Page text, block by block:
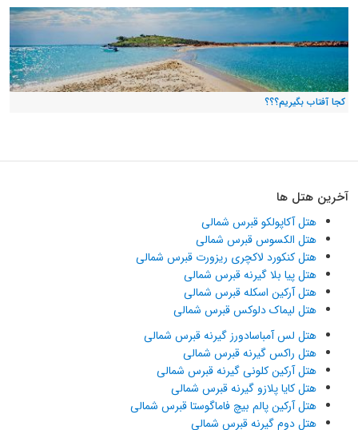
کجا آفتاب بگیریم؟؟؟
آخرین هتل ها
هتل آکاپولکو قبرس شمالی
هتل الکسوس قبرس شمالی
هتل کنکورد لاکچری ریزورت قبرس شمالی
هتل پیا بلا گیرنه قبرس شمالی
هتل آرکین اسکله قبرس شمالی
هتل لیماک دلوکس قبرس شمالی
هتل لس آمباسادورز گیرنه قبرس شمالی
هتل راکس گیرنه قبرس شمالی
هتل آرکین کلونی گیرنه قبرس شمالی
هتل کایا پلازو گیرنه قبرس شمالی
هتل آرکین پالم بیچ فاماگوستا قبرس شمالی
هتل دوم گیرنه قبرس شمالی